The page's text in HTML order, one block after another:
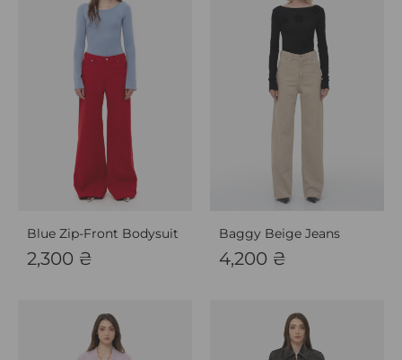
Blue Zip-Front Bodysuit
2,300 ₴
Baggy Beige Jeans
4,200 ₴